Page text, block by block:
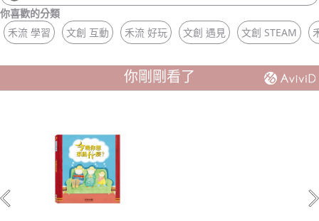
你喜歡的分類
禾流 學習
文創 互動 禾流 好玩 文創 遇見 文創 STEAM
你剛剛看了